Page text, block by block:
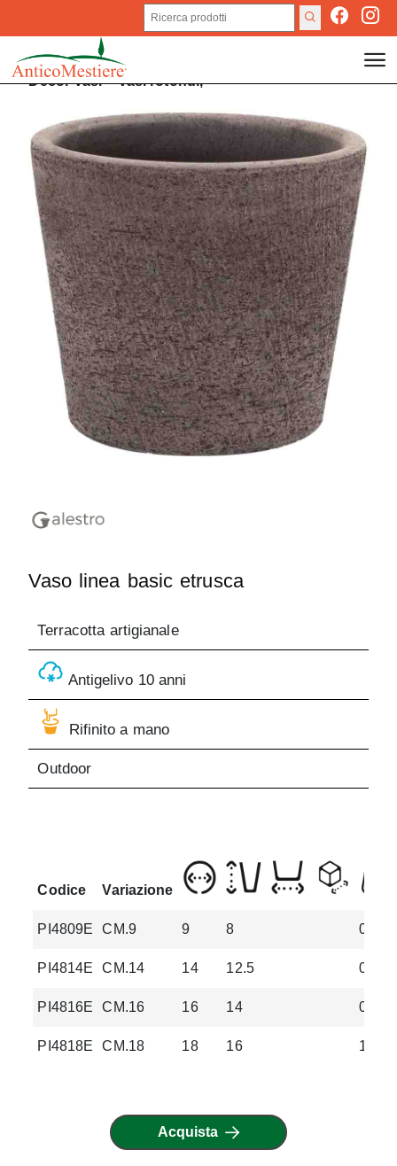
DecorVasi>Vasi rotondi,
Vaso linea basic etrusca
Terracotta artigianale
Antigelivo 10 anni
Rifinito a mano
Outdoor
Codice Variazione
PI4809E CM.9 9 8 0.2
PI4814E CM.14 14 12.5 0.7
PI4816E CM.16 16 14 0.9
PI4818E CM.18 18 16 1.2
Acquista